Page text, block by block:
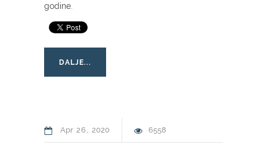
godine.
DALJE...
Apr 26 2020 6558